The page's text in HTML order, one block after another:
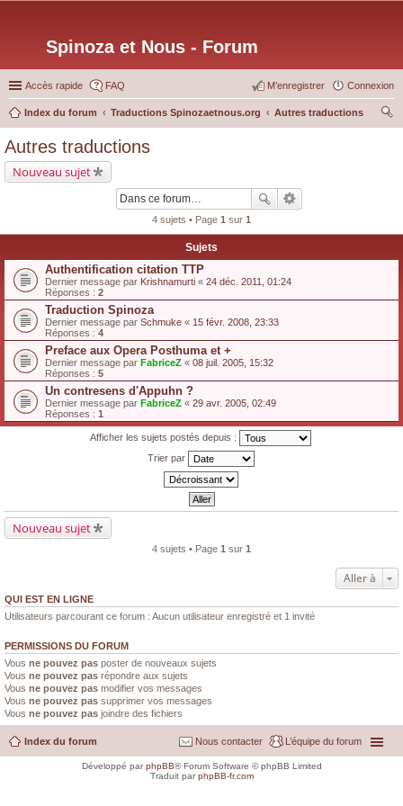
Spinoza et Nous - Forum
Accès rapide FAQ Connexion
M’enregistrer
Index du forum Traductions Spinozaetnous.org
Autres traductions
Autres traductions
Nouveau sujet
4 sujets • Page 1 sur 1
Sujets
Authentification citation TTP
Dernier message par Krishnamurti « 24 déc. 2011, 01:24
Réponses : 2
Traduction Spinoza
Dernier message par Schmuke « 15 févr. 2008, 23:33
Réponses : 4
Preface aux Opera Posthuma et +
Dernier message par FabriceZ « 08 juil. 2005, 15:32
Réponses : 5
Un contresens d'Appuhn ?
Dernier message par FabriceZ « 29 avr. 2005, 02:49
Réponses : 1
Afficher les sujets postés depuis :
Trier par
Nouveau sujet
4 sujets • Page 1 sur 1
Aller à
QUI EST EN LIGNE
Utilisateurs parcourant ce forum : Aucun utilisateur enregistré et 1 invité
PERMISSIONS DU FORUM
Vous ne pouvez pas poster de nouveaux sujets
Vous ne pouvez pas répondre aux sujets
Vous ne pouvez pas modifier vos messages
Vous ne pouvez pas supprimer vos messages
Vous ne pouvez pas joindre des fichiers
Index du forum L’équipe du forum
Nous contacter
Développé parphpBB® Forum Software © phpBB Limited
Traduit parphpBB-fr.com